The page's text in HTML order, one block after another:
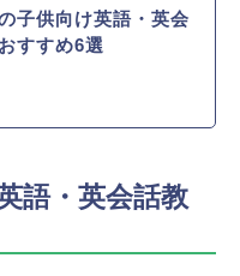
子供向け英語・英会
すすめ6選
語・英会話教